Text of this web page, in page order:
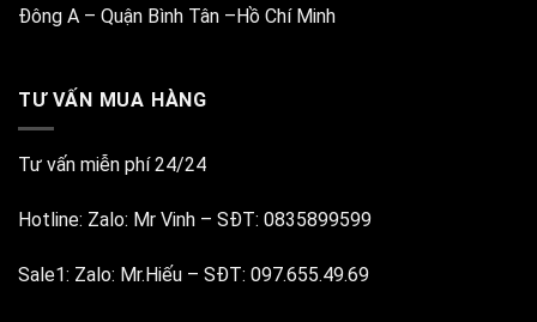
Đông A – Quận Bình Tân –Hồ Chí Minh
TƯ VẤN MUA HÀNG
Tư vấn miễn phí 24/24
Hotline: Zalo: Mr Vinh – SĐT: 0835899599
Sale1: Zalo: Mr.Hiếu – SĐT: 097.655.49.69